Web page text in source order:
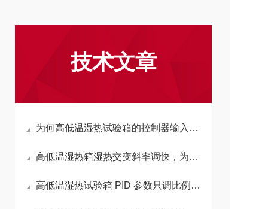
技术文章
为何高低温湿热试验箱的控制器输入输出点数对后期扩展功能至关重要？
高低温湿热箱湿热交变斜率调快，为什么湿度震荡幅度会呈现明显增大趋势？
高低温湿热试验箱 PID 参数只调比例系数为何会造成湿热工况持续超调